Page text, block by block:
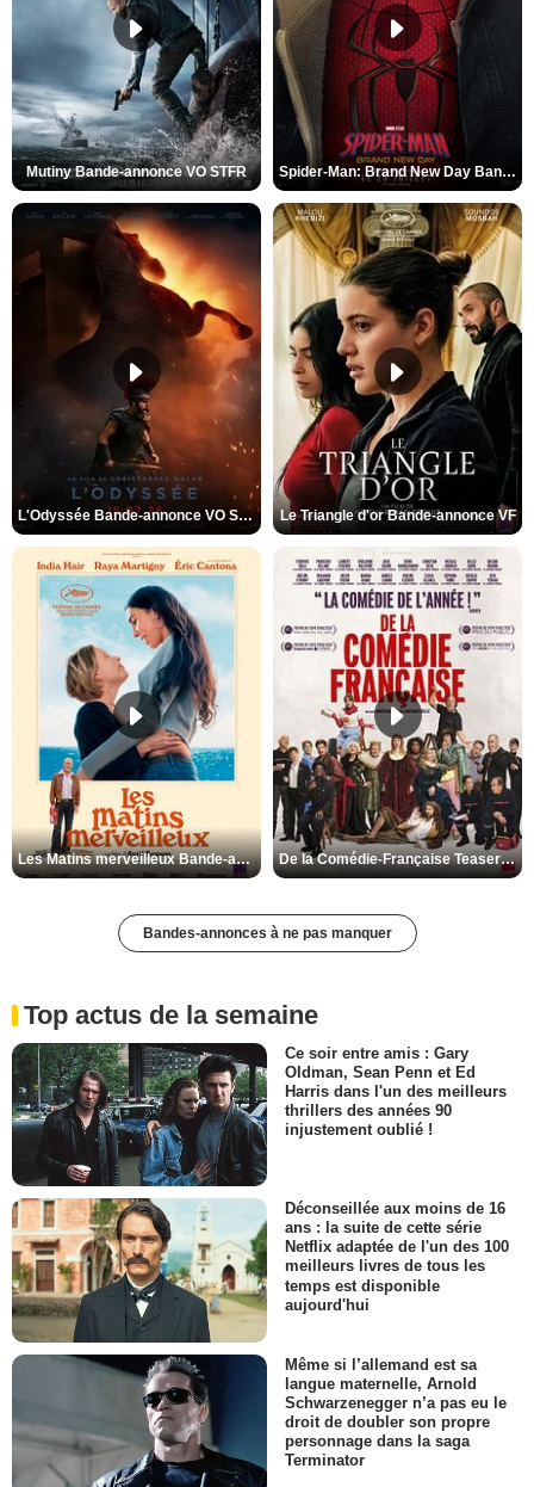
Mutiny Bande-annonce VO STFR Spider-Man: Brand New Day Bande-annonce VO STFR
L'Odyssée Bande-annonce VO STFR Le Triangle d'or Bande-annonce VF
Les Matins merveilleux Bande-annonce VF De la Comédie-Française Teaser VF
Bandes-annonces à ne pas manquer
Top actus de la semaine
Ce soir entre amis : Gary
Oldman, Sean Penn et Ed
Harris dans l'un des meilleurs
thrillers des années 90
injustement oublié !
Déconseillée aux moins de 16
ans : la suite de cette série
Netflix adaptée de l'un des 100
meilleurs livres de tous les
temps est disponible
aujourd'hui
Même si l’allemand est sa
langue maternelle, Arnold
Schwarzenegger n’a pas eu le
droit de doubler son propre
personnage dans la saga
Terminator